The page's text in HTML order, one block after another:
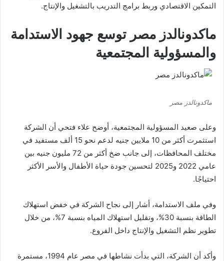
التمكين الاقتصادي وربط برامج التدريب بالتشغيل والإنتاج.
ماكدونالدز مصر توسع جهود الاستدامة
والمسؤولية المجتمعية
ماكدونالدز مصر
وعلى صعيد المسؤولية المجتمعية، أوضح علاء فتحي أن الشركة
استثمرت أكثر من 10 ملايين جنيه لدعم نحو 15 ألف مستفيد في
مختلف المحافظات، إلى جانب ضخ أكثر من 72 مليون جنيه بين
عامي 2022 و2025 لتحسين جودة حياة الأطفال والأسر الأكثر
احتياجًا.
وفي ملف الاستدامة، أشار إلى نجاح الشركة في خفض استهلاك
الطاقة بنسبة 30%، وتقليل استهلاك المياه بنسبة 7%، من خلال
تطوير نظم التشغيل والإنتاج داخل الفروع.
وأكد أن الشركة، التي بدأت نشاطها في مصر عام 1994، مستمرة